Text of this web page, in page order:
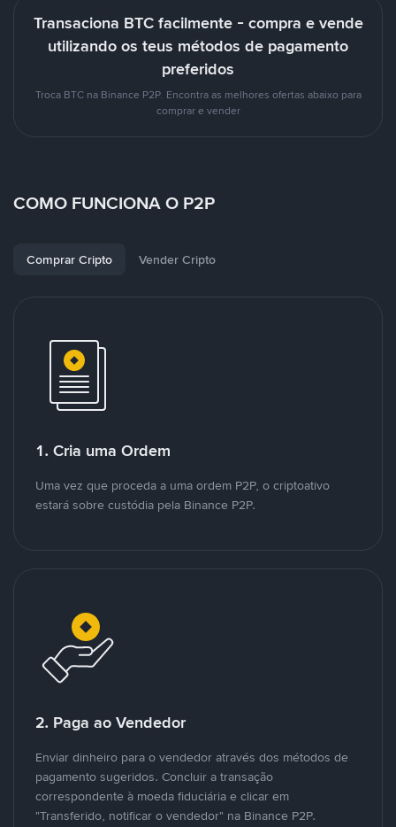
Transaciona BTC facilmente - compra e vende
utilizando os teus métodos de pagamento
preferidos
Troca BTC na Binance P2P. Encontra as melhores ofertas abaixo para
comprar e vender
COMO FUNCIONA O P2P
Comprar Cripto Vender Cripto
1. Cria uma Ordem
Uma vez que proceda a uma ordem P2P, o criptoativo
estará sobre custódia pela Binance P2P.
2. Paga ao Vendedor
Enviar dinheiro para o vendedor através dos métodos de
pagamento sugeridos. Concluir a transação
correspondente à moeda fiduciária e clicar em
"Transferido, notificar o vendedor" na Binance P2P.